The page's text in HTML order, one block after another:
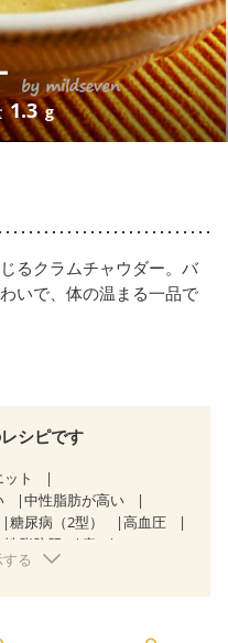
1.3 g
るクラムチャウダー。バ
いで、体の温まる一品で
シピです
ト
中性脂肪が高い
糖尿病（2型）
高血圧
性脂肪肝
痔
睡眠時無呼吸症候群
る